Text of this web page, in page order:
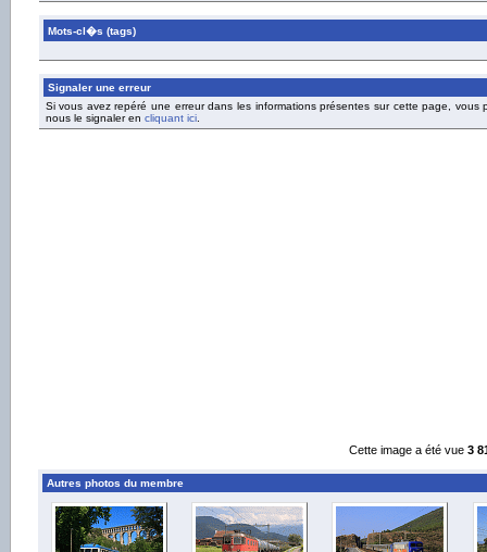
Mots-cl�s (tags)
Signaler une erreur
Si vous avez repéré une erreur dans les informations présentes sur cette page, vous
nous le signaler en cliquant ici.
Cette image a été vue 3
Autres photos du membre